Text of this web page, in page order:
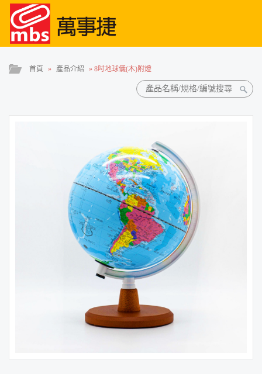
首頁 » 產品介紹 » 8吋地球儀(木)附燈